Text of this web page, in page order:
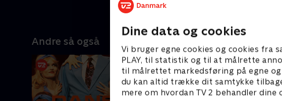
Dine data og cookies
Vi bruger egne cookies og cookies fra
PLAY, til statistik og til at målrette
til målrettet markedsføring på egne
du kan altid trække dit samtykke
mere om hvordan TV 2 behandler dine
Andre så også